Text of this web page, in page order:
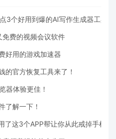
3个好用到爆的AI写作生成器工具
费的视频会议软件
好用的游戏加速器
的官方恢复工具来了！
器体验更佳！
了解一下！
这3个APP帮让你从此戒掉手机！